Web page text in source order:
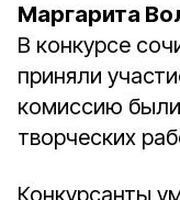
Маргарита
В конкурсе
приняли
комиссию
творческих
Конкурсанты